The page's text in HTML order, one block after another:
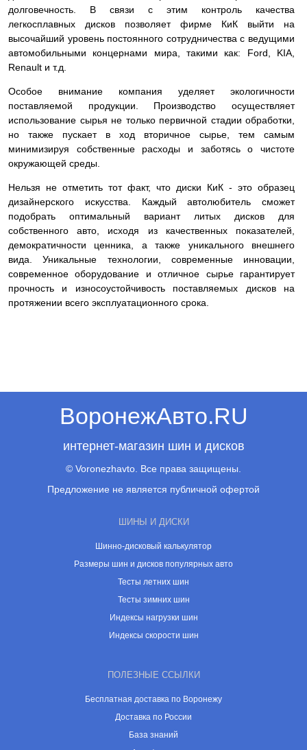
долговечность. В связи с этим контроль качества
легкосплавных дисков позволяет фирме КиК выйти на
высочайший уровень постоянного сотрудничества с ведущими
автомобильными концернами мира, такими как: Ford, KIA,
Renault и т.д.
Особое внимание компания уделяет экологичности
поставляемой продукции. Производство осуществляет
использование сырья не только первичной стадии обработки,
но также пускает в ход вторичное сырье, тем самым
минимизируя собственные расходы и заботясь о чистоте
окружающей среды.
Нельзя не отметить тот факт, что диски КиК - это образец
дизайнерского искусства. Каждый автолюбитель сможет
подобрать оптимальный вариант литых дисков для
собственного авто, исходя из качественных показателей,
демократичности ценника, а также уникального внешнего
вида. Уникальные технологии, современные инновации,
современное оборудование и отличное сырье гарантирует
прочность и износоустойчивость поставляемых дисков на
протяжении всего эксплуатационного срока.
ВоронежАвто.RU
интернет-магазин шин и дисков
© Voronezhavto. Все права защищены.
Предложение не является публичной офертой
ШИНЫ И ДИСКИ
Шинно-дисковый калькулятор
Размеры шин и дисков популярных авто
Тесты летних шин
Тесты зимних шин
Индексы нагрузки шин
Индексы скорости шин
ПОЛЕЗНЫЕ ССЫЛКИ
Бесплатная доставка по Воронежу
Доставка по России
База знаний